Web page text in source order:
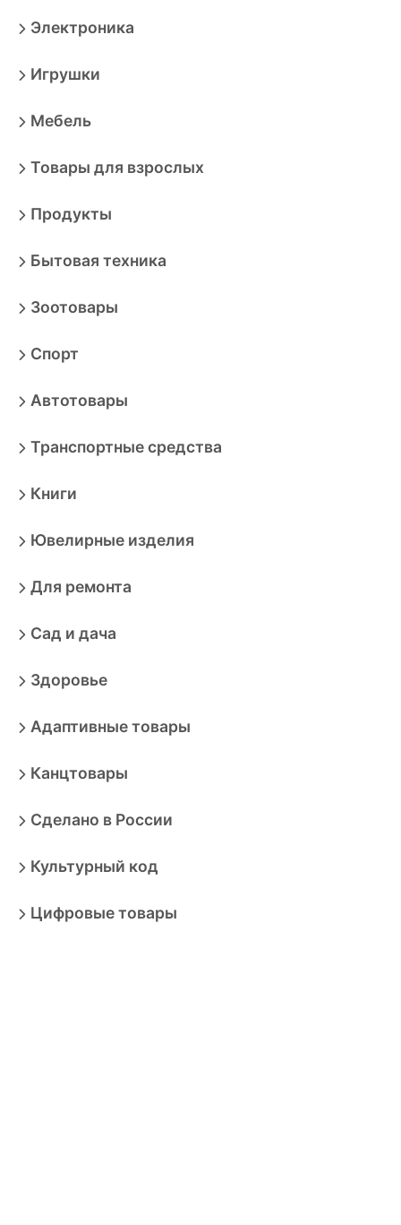
Электроника
Игрушки
Мебель
Товары для взрослых
Продукты
Бытовая техника
Зоотовары
Спорт
Автотовары
Транспортные средства
Книги
Ювелирные изделия
Для ремонта
Сад и дача
Здоровье
Адаптивные товары
Канцтовары
Сделано в России
Культурный код
Цифровые товары